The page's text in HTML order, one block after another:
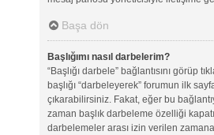
Başa dön
Başlığımı nasıl darbelerim?
“Başlığı darbele” bağlantısını görüp
başlığı “darbeleyerek” forumun ilk
çıkarabilirsiniz. Fakat, eğer bu
zaman başlık darbeleme özelliği
darbelemeler arası izin verilen